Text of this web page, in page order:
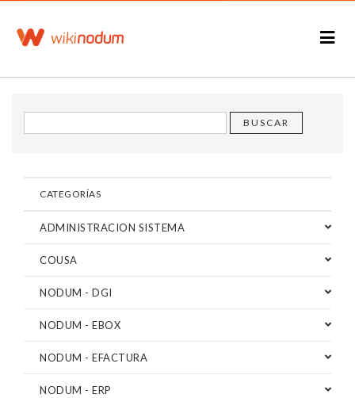
CATEGORÍAS
ADMINISTRACION SISTEMA
COUSA
NODUM - DGI
NODUM - EBOX
NODUM - EFACTURA
NODUM - ERP